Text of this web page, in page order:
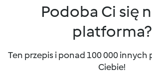
Podoba Ci się
platforma?
Ten przepis i ponad 100 000 innych
Ciebie!